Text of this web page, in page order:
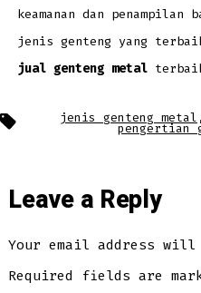
keamanan dan penampilan
jenis genteng yang
jual genteng metal
Tags jenis genteng metal
pengertian
Leave a Reply
Your email address
Required fields are